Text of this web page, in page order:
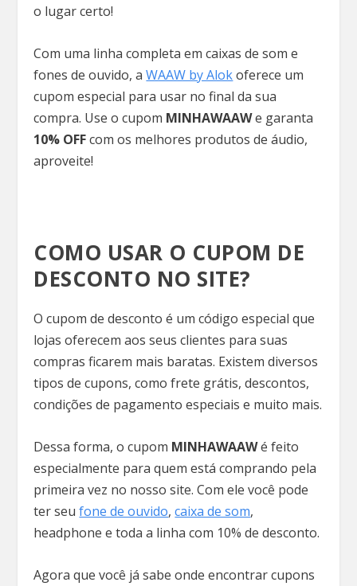
o lugar certo!
Com uma linha completa em caixas de som e
fones de ouvido, aWAAW by Alokoferece um
cupom especial para usar no final da sua
compra. Use o cupom MINHAWAAWe garanta
10% OFFcom os melhores produtos de áudio,
aproveite!
COMO USAR O CUPOM DE
DESCONTO NO SITE?
O cupom de desconto é um código especial que
lojas oferecem aos seus clientes para suas
compras ficarem mais baratas. Existem diversos
tipos de cupons, como frete grátis, descontos,
condições de pagamento especiais e muito mais.
Dessa forma, o cupom MINHAWAAWé feito
especialmente para quem está comprando pela
primeira vez no nosso site. Com ele você pode
ter seufone de ouvido,caixa de som,
headphone e toda a linha com 10% de desconto.
Agora que você já sabe onde encontrar cupons